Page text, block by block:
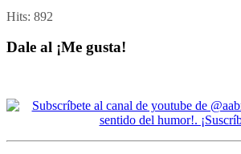
Hits: 892
Dale al ¡Me gusta!